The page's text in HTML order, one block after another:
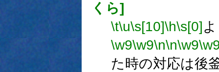
くら]
\t\u\s[10]\h\s[0]
\w9\w9\n\n\w9
た時の対応は後